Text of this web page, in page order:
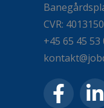
CVR:
+45 65 45 53